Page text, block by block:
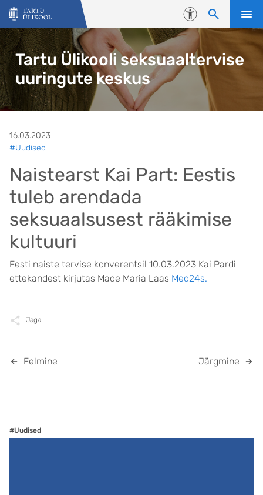
Liigu edasi põhisisu juurde
Juurdepääsetavus
Tartu Ülikooli seksuaaltervise
uuringute keskus
16.03.2023
#Uudised
Naistearst Kai Part: Eestis
tuleb arendada
seksuaalsusest rääkimise
kultuuri
Eesti naiste tervise konverentsil 10.03.2023 Kai Pardi
ettekandest kirjutas Made Maria Laas Med24s.
Jaga
Eelmine Järgmine
#Uudised